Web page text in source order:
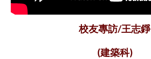
校友專訪/王志錚
(建築科)